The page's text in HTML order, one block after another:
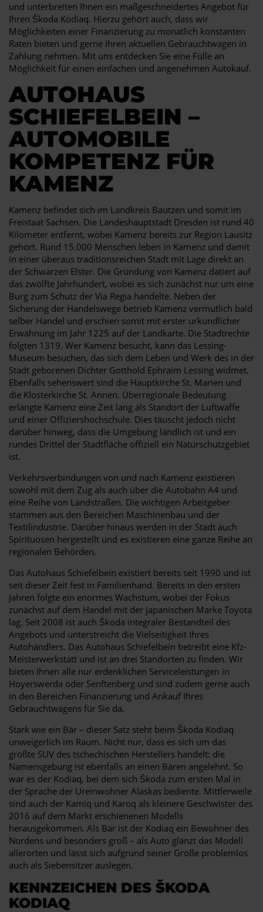
und unterbreiten Ihnen ein maßgeschneidertes Angebot für
Ihren Škoda Kodiaq. Hierzu gehört auch, dass wir
Möglichkeiten einer Finanzierung zu monatlich konstanten
Raten bieten und gerne Ihren aktuellen Gebrauchtwagen in
Zahlung nehmen. Mit uns entdecken Sie eine Fülle an
Möglichkeit für einen einfachen und angenehmen Autokauf.
AUTOHAUS
SCHIEFELBEIN –
AUTOMOBILE
KOMPETENZ FÜR
KAMENZ
Kamenz befindet sich im Landkreis Bautzen und somit im
Freistaat Sachsen. Die Landeshauptstadt Dresden ist rund 40
Kilometer entfernt, wobei Kamenz bereits zur Region Lausitz
gehört. Rund 15.000 Menschen leben in Kamenz und damit
in einer überaus traditionsreichen Stadt mit Lage direkt an
der Schwarzen Elster. Die Gründung von Kamenz datiert auf
das zwölfte Jahrhundert, wobei es sich zunächst nur um eine
Burg zum Schutz der Via Regia handelte. Neben der
Sicherung der Handelswege betrieb Kamenz vermutlich bald
selber Handel und erschien somit mit erster urkundlicher
Erwähnung im Jahr 1225 auf der Landkarte. Die Stadtrechte
folgten 1319. Wer Kamenz besucht, kann das Lessing-
Museum besuchen, das sich dem Leben und Werk des in der
Stadt geborenen Dichter Gotthold Ephraim Lessing widmet.
Ebenfalls sehenswert sind die Hauptkirche St. Marien und
die Klosterkirche St. Annen. Überregionale Bedeutung
erlangte Kamenz eine Zeit lang als Standort der Luftwaffe
und einer Offiziershochschule. Dies täuscht jedoch nicht
darüber hinweg, dass die Umgebung ländlich ist und ein
rundes Drittel der Stadtfläche offiziell ein Naturschutzgebiet
ist.
Verkehrsverbindungen von und nach Kamenz existieren
sowohl mit dem Zug als auch über die Autobahn A4 und
eine Reihe von Landstraßen. Die wichtigen Arbeitgeber
stammen aus den Bereichen Maschinenbau und der
Textilindustrie. Darüber hinaus werden in der Stadt auch
Spirituosen hergestellt und es existieren eine ganze Reihe an
regionalen Behörden.
Das Autohaus Schiefelbein existiert bereits seit 1990 und ist
seit dieser Zeit fest in Familienhand. Bereits in den ersten
Jahren folgte ein enormes Wachstum, wobei der Fokus
zunächst auf dem Handel mit der japanischen Marke Toyota
lag. Seit 2008 ist auch Škoda integraler Bestandteil des
Angebots und unterstreicht die Vielseitigkeit Ihres
Autohändlers. Das Autohaus Schiefelbein betreibt eine Kfz-
Meisterwerkstatt und ist an drei Standorten zu finden. Wir
bieten Ihnen alle nur erdenklichen Serviceleistungen in
Hoyerswerda oder Senftenberg und sind zudem gerne auch
in den Bereichen Finanzierung und Ankauf Ihres
Gebrauchtwagens für Sie da.
Stark wie ein Bär – dieser Satz steht beim Škoda Kodiaq
unweigerlich im Raum. Nicht nur, dass es sich um das
größte SUV des tschechischen Herstellers handelt: die
Namensgebung ist ebenfalls an einen Bären angelehnt. So
war es der Kodiaq, bei dem sich Škoda zum ersten Mal in
der Sprache der Ureinwohner Alaskas bediente. Mittlerweile
sind auch der Kamiq und Karoq als kleinere Geschwister des
2016 auf dem Markt erschienenen Modells
herausgekommen. Als Bär ist der Kodiaq ein Bewohner des
Nordens und besonders groß – als Auto glänzt das Modell
allerorten und lässt sich aufgrund seiner Größe problemlos
auch als Siebensitzer auslegen.
KENNZEICHEN DES ŠKODA
KODIAQ